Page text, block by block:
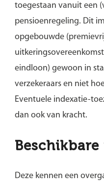
toegestaan vanuit een
pensioenregeling. Dit
opgebouwde
eindloon) gewoon in
verzekeraars en niet
Eventuele indexatie-
dan ook van kracht.
Deze kennen een